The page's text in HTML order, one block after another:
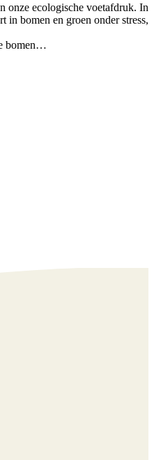
onze ecologische voetafdruk. In
in bomen en groen onder stress,
bomen…